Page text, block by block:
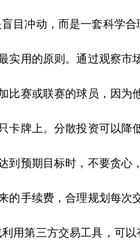
目冲动，而是一套科学合
实用的原则。通过观察市
比赛或联赛的球员，因为
卡牌上。分散投资可以
到预期目标时，不要贪心
的手续费，合理规划每次
用第三方交易工具，可